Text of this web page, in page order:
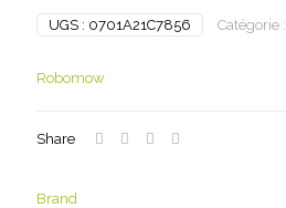
UGS : 0701A21C7856 Catégorie :
Robomow
Share
Brand